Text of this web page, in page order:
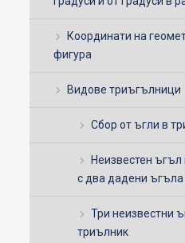
Координати на
фигура
Видове триъгълници
Сбор от ъгли в
Неизвестен
с два дадени ъгъла
Три неизвестни
триълник